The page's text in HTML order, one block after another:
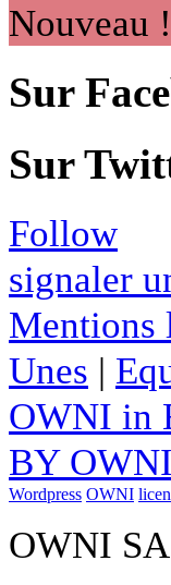
Nouveau !
Sur
Sur
Follow
signaler
Mentions
Unes |
OWNI in
BY OWNI
Wordpress OWNI
OWNI